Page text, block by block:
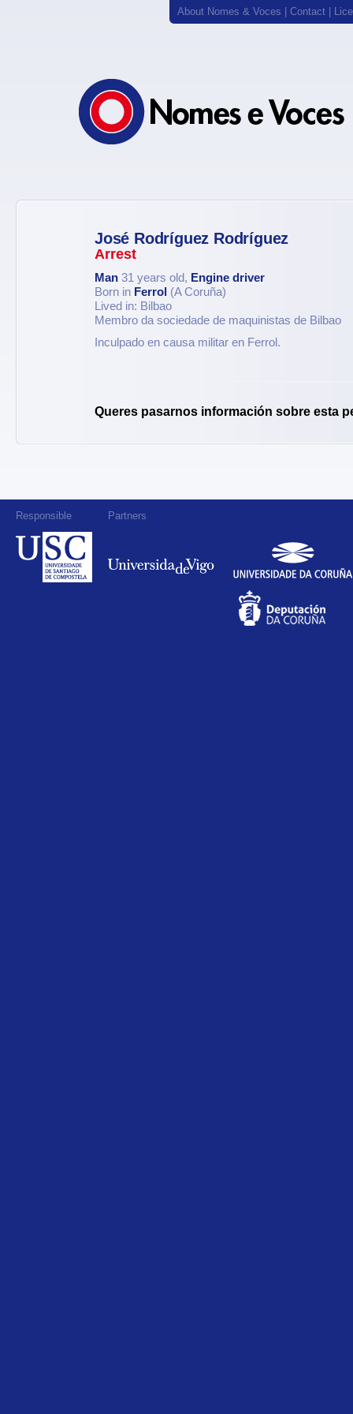
About Nomes & Voces Contact
José Rodríguez Rodríguez
Arrest
Man 31 years old, Engine driver
Born in Ferrol (A Coruña)
Lived in: Bilbao
Membro da sociedade de maquinistas de Bilbao
Inculpado en causa militar en Ferrol.
Queres pasarnos información sobre esta
Responsible Partners